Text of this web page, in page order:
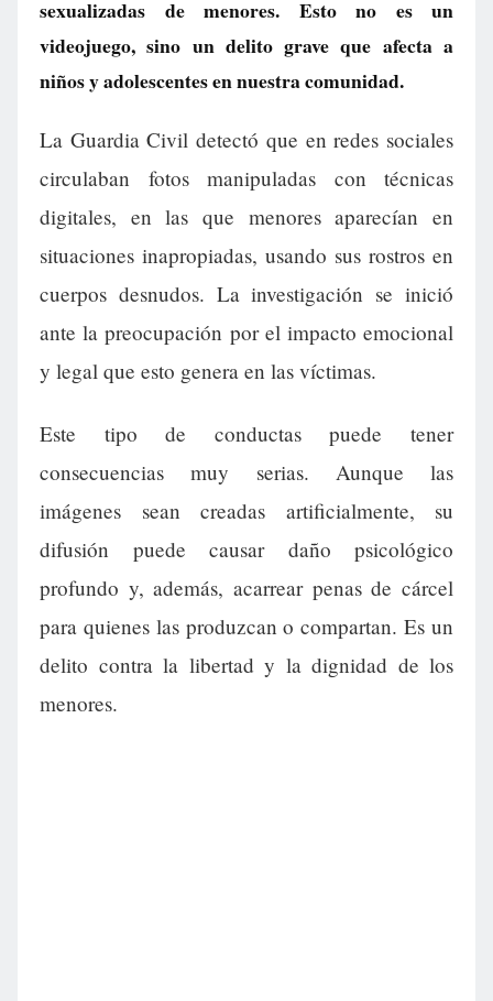
sexualizadas de menores. Esto no es un
videojuego, sino un delito grave que afecta a
niños y adolescentes en nuestra comunidad.
La Guardia Civil detectó que en redes sociales
circulaban fotos manipuladas con técnicas
digitales, en las que menores aparecían en
situaciones inapropiadas, usando sus rostros en
cuerpos desnudos. La investigación se inició
ante la preocupación por el impacto emocional
y legal que esto genera en las víctimas.
Este tipo de conductas puede tener
consecuencias muy serias. Aunque las
imágenes sean creadas artificialmente, su
difusión puede causar daño psicológico
profundo y, además, acarrear penas de cárcel
para quienes las produzcan o compartan. Es un
delito contra la libertad y la dignidad de los
menores.